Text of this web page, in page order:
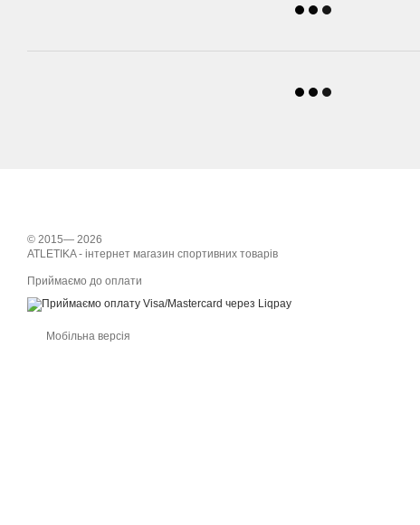
© 2015— 2026
ATLETIKA - інтернет магазин спортивних товарів
Приймаємо до оплати
Мобільна версія